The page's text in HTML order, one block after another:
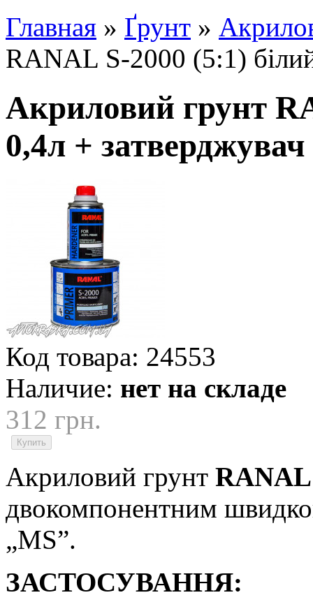
Главная » Ґрунт »
RANAL S-2000 (5:1)
Акриловий грунт
0,4л +
Код товара: 24553
Наличие: нет на складе
312 грн.
Акриловий грунт RANAL
двокомпонентним
„MS”.
ЗАСТОСУВАННЯ: